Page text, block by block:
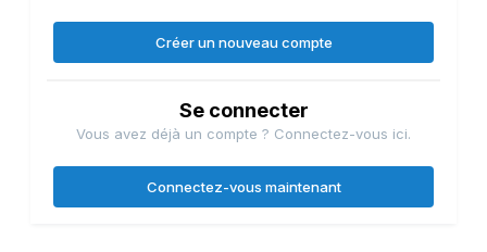
Créer un nouveau compte
Se connecter
Vous avez déjà un compte ? Connectez-vous ici.
Connectez-vous maintenant